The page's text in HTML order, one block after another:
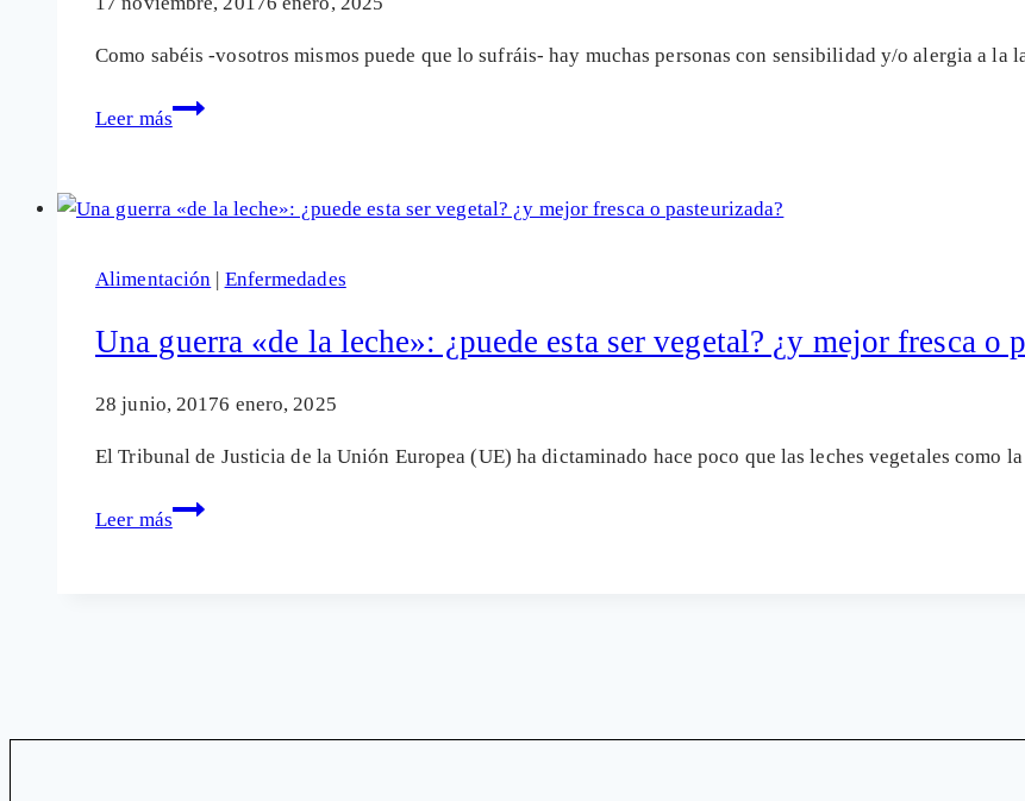
Como sabéis -vosotros mismos puede que lo sufráis- hay muchas personas con sensibilidad y/o alergia a la
Leer más
La
la
no
tanto
por
la
como
la
Alimentación Enfermedades
Una guerra «de la leche»: ¿puede esta ser vegetal? ¿y mejor fresca o
28 junio, 20176 enero, 2025
El Tribunal de Justicia de la Unión Europea (UE) ha dictaminado hace poco que las leches vegetales como
Leer más
Una